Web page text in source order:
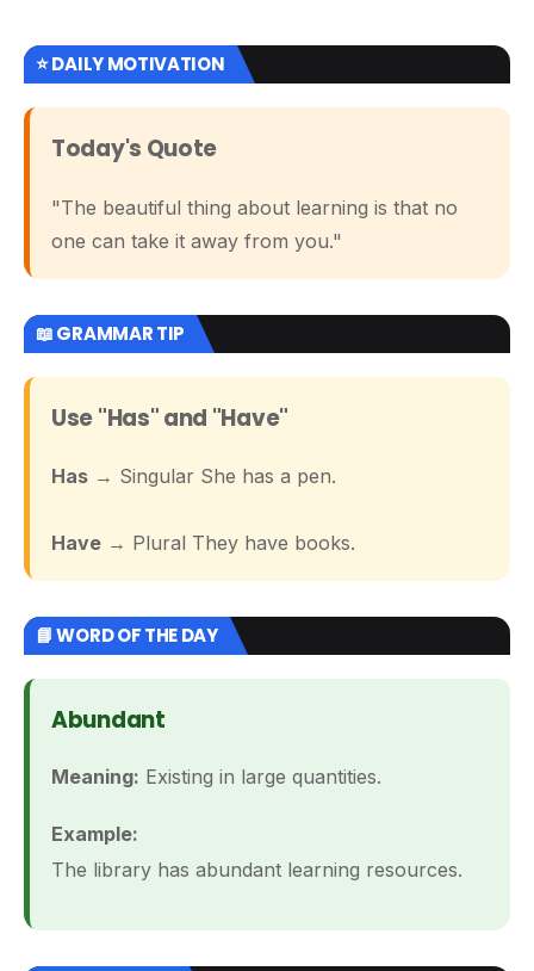
⭐ DAILY MOTIVATION
Today's Quote
"The beautiful thing about learning is that no
one can take it away from you."
📖 GRAMMAR TIP
Use "Has" and "Have"
Has → Singular She has a pen.
Have → Plural They have books.
📘 WORD OF THE DAY
Abundant
Meaning: Existing in large quantities.
Example:
The library has abundant learning resources.